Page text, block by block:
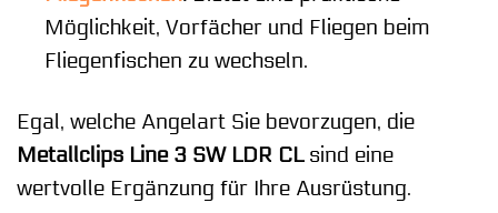
Möglichkeit, Vorfächer und Fliegen beim
Fliegenfischen zu wechseln.
Egal, welche Angelart Sie bevorzugen, die
Metallclips Line 3 SW LDR CLsind eine
wertvolle Ergänzung für Ihre Ausrüstung.